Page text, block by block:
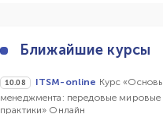
Ближайшие курсы
10.08 ITSM-online Курс
менеджмента: передовые мировые
практики» Онлайн